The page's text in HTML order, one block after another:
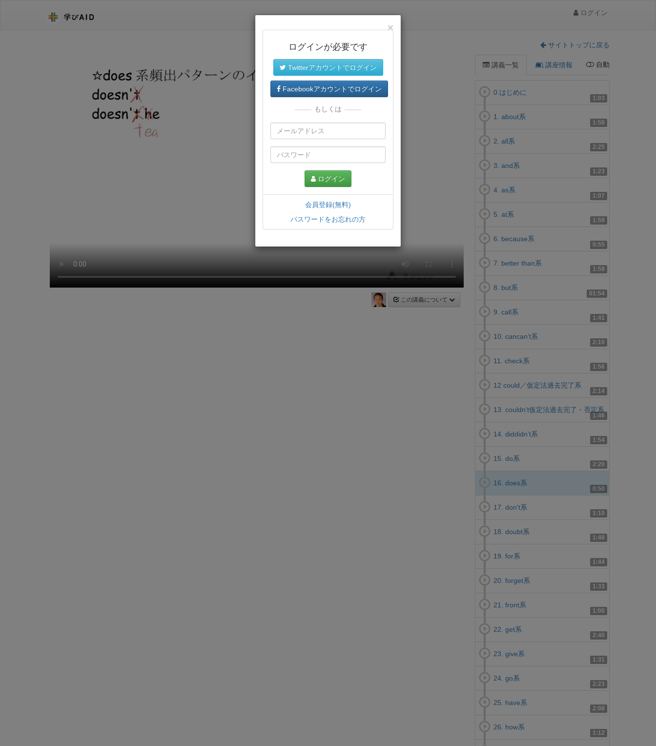
ログイン
サイトトップに戻る
この講義について
講義一覧 講座情報 自動
1:03
0.はじめに
1:58
1. about系
2:25
2. all系
1:23
3. and系
1:07
4. as系
1:59
5. at系
0:55
6. because系
1:58
7. better than系
01:54
8. but系
1:41
9. call系
2:10
10. cancan’t系
1:56
11. check系
2:14
12 could／仮定法過去完了系
1:46
13. couldn’t仮定法過去完了・否定系
1:54
14. diddidn’t系
2:20
15. do系
0:50
16. does系
1:10
17. don't系
1:48
18. doubt系
1:44
19. for系
1:33
20. forget系
1:00
21. front系
2:40
22. get系
1:31
23. give系
2:23
24. go系
2:08
25. have系
1:12
26. how系
×
ログインが必要です
Twitterアカウントでログイン
Facebookアカウントでログイン
もしくは
ログイン
会員登録(無料)
パスワードをお忘れの方